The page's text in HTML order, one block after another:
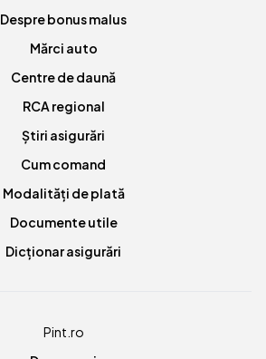
Despre bonus malus
Mărci auto
Centre de daună
RCA regional
Știri asigurări
Cum comand
Modalități de plată
Documente utile
Dicționar asigurări
Pint.ro